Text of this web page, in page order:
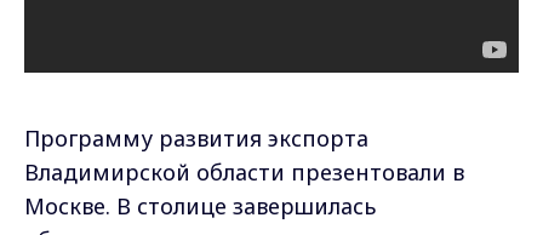
Программу развития экспорта
Владимирской области презентовали в
Москве. В столице завершилась